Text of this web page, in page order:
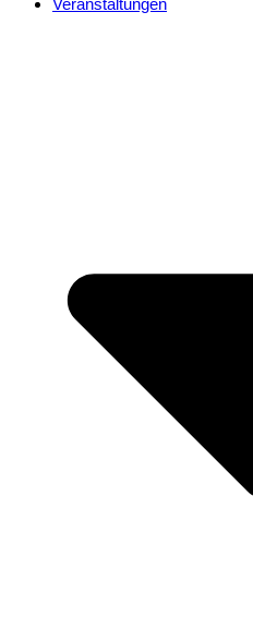
Veranstaltungen